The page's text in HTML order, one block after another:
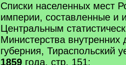
Списки населенных мест
империи, составленные и
Центральным
Министерства внутренних
губерния, Тираспольский
1859 года, стр. 151: